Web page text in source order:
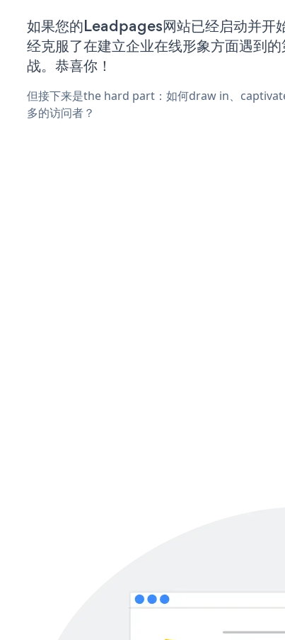
如果您的Leadpages网站已经启动并开
经克服了在建立企业在线形象方面遇到
战。恭喜你！
但接下来是the hard part：如何draw in、
多的访问者？